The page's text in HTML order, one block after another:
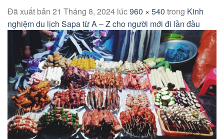
Đã xuất bản 21 Tháng 8, 2024 lúc960 × 540 trong Kinh
nghiệm du lịch Sapa từ A – Z cho người mới đi lần đầu